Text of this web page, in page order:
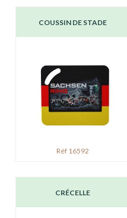
COUSSIN DE STADE
Réf 16592
CRÉCELLE